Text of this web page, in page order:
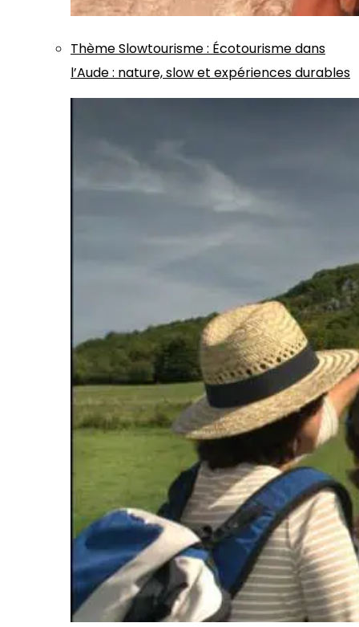
ThèmeSlowtourisme: Écotourisme dans
l’Aude : nature, slow et expériences durables